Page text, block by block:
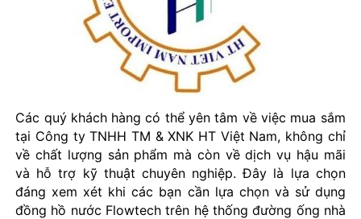
Các quý khách hàng có thể yên tâm về việc mua sắm
tại Công ty TNHH TM & XNK HT Việt Nam, không chỉ
về chất lượng sản phẩm mà còn về dịch vụ hậu mãi
và hỗ trợ kỹ thuật chuyên nghiệp. Đây là lựa chọn
đáng xem xét khi các bạn cần lựa chọn và sử dụng
đồng hồ nước Flowtech trên hệ thống đường ống nhà